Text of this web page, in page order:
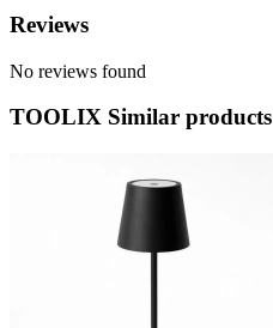
Reviews
No reviews found
TOOLIX Similar products